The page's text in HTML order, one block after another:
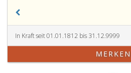
In Kraft seit 01.01.1812 bis 31.12.9999
MERKEN